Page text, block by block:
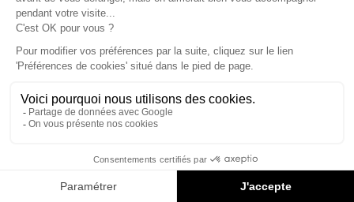
Éditions du Panthéon - 12, rue Antoine Bourdelle
75015 Paris
01 43 71 14 72
FAQ LIBRAIRIES MENTIONS LÉGALES